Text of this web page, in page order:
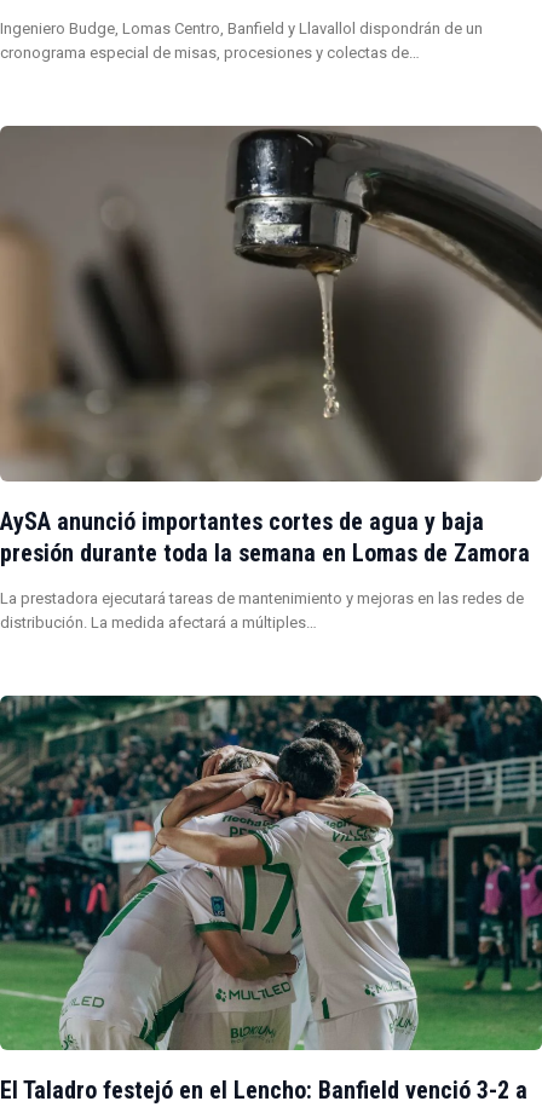
Ingeniero Budge, Lomas Centro, Banfield y Llavallol dispondrán de un
cronograma especial de misas, procesiones y colectas de…
AySA anunció importantes cortes de agua y baja
presión durante toda la semana en Lomas de Zamora
La prestadora ejecutará tareas de mantenimiento y mejoras en las redes de
distribución. La medida afectará a múltiples…
El Taladro festejó en el Lencho: Banfield venció 3-2 a